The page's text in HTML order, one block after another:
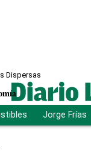
Dispersas
Jorge Frías